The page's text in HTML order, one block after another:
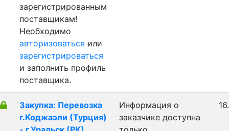
зарегистрированным
поставщикам!
Необходимо
авторизоваться или
зарегистрироваться
и заполнить профиль
поставщика.
Закупка: Перевозка
г.Коджаэли (Турция)
Информация о
заказчике доступна